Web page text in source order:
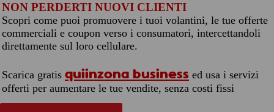
NON PERDERTI NUOVI CLIENTI
Scopri come puoi promuovere i tuoi volantini, le tue offerte
commerciali e coupon verso i consumatori, intercettandoli
direttamente sul loro cellulare.
Scarica gratis quiinzona business ed usa i servizi
offerti per aumentare le tue vendite, senza costi fissi